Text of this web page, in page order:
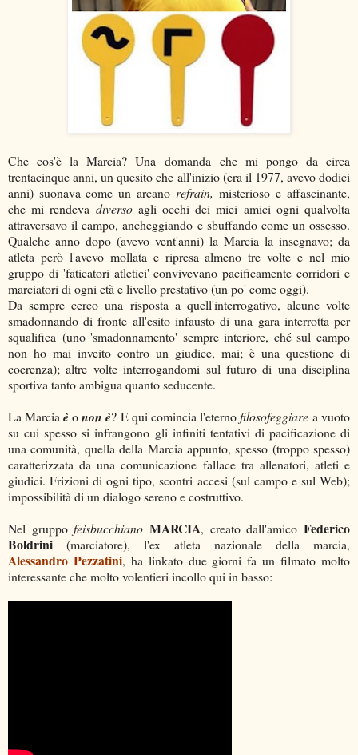
Che cos'è la Marcia? Una domanda che mi pongo da circa
trentacinque anni, un quesito che all'inizio (era il 1977, avevo dodici
anni) suonava come un arcano refrain, misterioso e affascinante,
che mi rendeva diversoagli occhi dei miei amici ogni qualvolta
attraversavo il campo, ancheggiando e sbuffando come un ossesso.
Qualche anno dopo (avevo vent'anni) la Marcia la insegnavo; da
atleta però l'avevo mollata e ripresa almeno tre volte e nel mio
gruppo di 'faticatori atletici' convivevano pacificamente corridori e
marciatori di ogni età e livello prestativo (un po' come oggi).
Da sempre cerco una risposta a quell'interrogativo, alcune volte
smadonnando di fronte all'esito infausto di una gara interrotta per
squalifica (uno 'smadonnamento' sempre interiore, ché sul campo
non ho mai inveito contro un giudice, mai; è una questione di
coerenza); altre volte interrogandomi sul futuro di una disciplina
sportiva tanto ambigua quanto seducente.
La Marciaèonon è? E qui comincia l'eternofilosofeggiarea vuoto
su cui spesso si infrangono gli infiniti tentativi di pacificazione di
una comunità, quella della Marcia appunto, spesso (troppo spesso)
caratterizzata da una comunicazione fallace tra allenatori, atleti e
giudici. Frizioni di ogni tipo, scontri accesi (sul campo e sul Web);
impossibilità di un dialogo sereno e costruttivo.
Nel gruppofeisbucchianoMARCIA, creato dall'amicoFederico
Boldrini (marciatore), l'ex atleta nazionale della marcia,
Alessandro Pezzatini, ha linkato due giorni fa un filmato molto
interessante che molto volentieri incollo qui in basso: